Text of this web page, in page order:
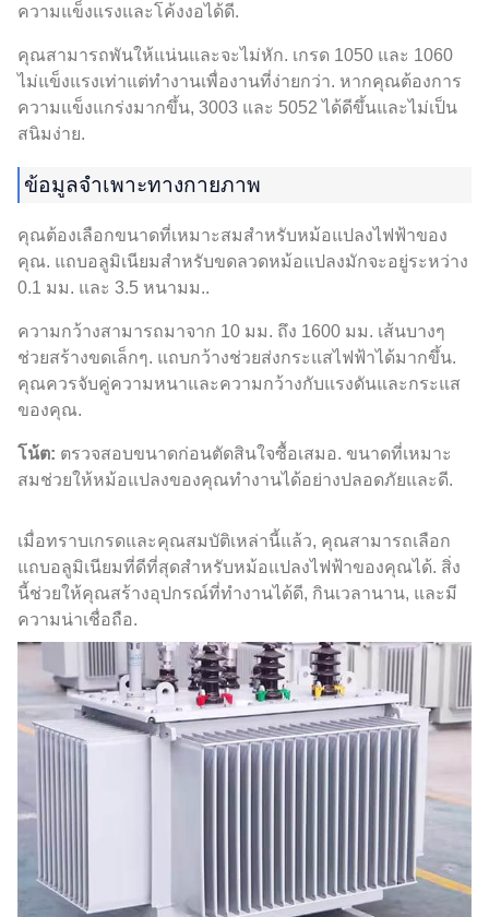
ความแข็งแรงและโค้งงอได้ดี.
คุณสามารถพันให้แน่นและจะไม่หัก. เกรด 1050 และ 1060
ไม่แข็งแรงเท่าแต่ทำงานเพื่องานที่ง่ายกว่า. หากคุณต้องการ
ความแข็งแกร่งมากขึ้น, 3003 และ 5052 ได้ดีขึ้นและไม่เป็น
สนิมง่าย.
ข้อมูลจำเพาะทางกายภาพ
คุณต้องเลือกขนาดที่เหมาะสมสำหรับหม้อแปลงไฟฟ้าของ
คุณ. แถบอลูมิเนียมสำหรับขดลวดหม้อแปลงมักจะอยู่ระหว่าง
0.1 มม. และ 3.5 หนามม..
ความกว้างสามารถมาจาก 10 มม. ถึง 1600 มม. เส้นบางๆ
ช่วยสร้างขดเล็กๆ. แถบกว้างช่วยส่งกระแสไฟฟ้าได้มากขึ้น.
คุณควรจับคู่ความหนาและความกว้างกับแรงดันและกระแส
ของคุณ.
โน้ต: ตรวจสอบขนาดก่อนตัดสินใจซื้อเสมอ. ขนาดที่เหมาะ
สมช่วยให้หม้อแปลงของคุณทำงานได้อย่างปลอดภัยและดี.
เมื่อทราบเกรดและคุณสมบัติเหล่านี้แล้ว, คุณสามารถเลือก
แถบอลูมิเนียมที่ดีที่สุดสำหรับหม้อแปลงไฟฟ้าของคุณได้. สิ่ง
นี้ช่วยให้คุณสร้างอุปกรณ์ที่ทำงานได้ดี, กินเวลานาน, และมี
ความน่าเชื่อถือ.